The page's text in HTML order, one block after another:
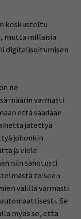
keskusteltu
mutta millaisia
digitalisoitumisen
ne
määrin varmasti
että saadaan
jätettyä
johonkin
ja vielä
niin sanotusti
toiseen.
välillä varmasti
Se
myös se, että